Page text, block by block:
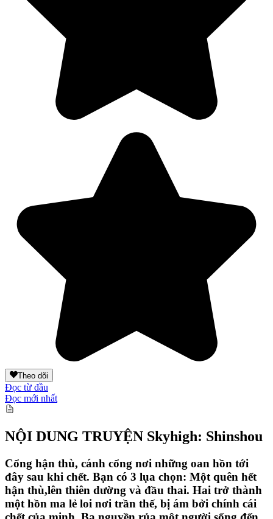
Theo dõi
Đọc từ đầu
Đọc mới nhất
NỘI DUNG TRUYỆN Skyhigh: Shinshou
Cổng hận thù, cánh cổng nơi những oan hồn tới
đây sau khi chết. Bạn có 3 lụa chọn: Một quên hết
hận thù,lên thiên dường và đầu thai. Hai trở thành
một hồn ma lẻ loi nơi trần thế, bị ám bởi chính cái